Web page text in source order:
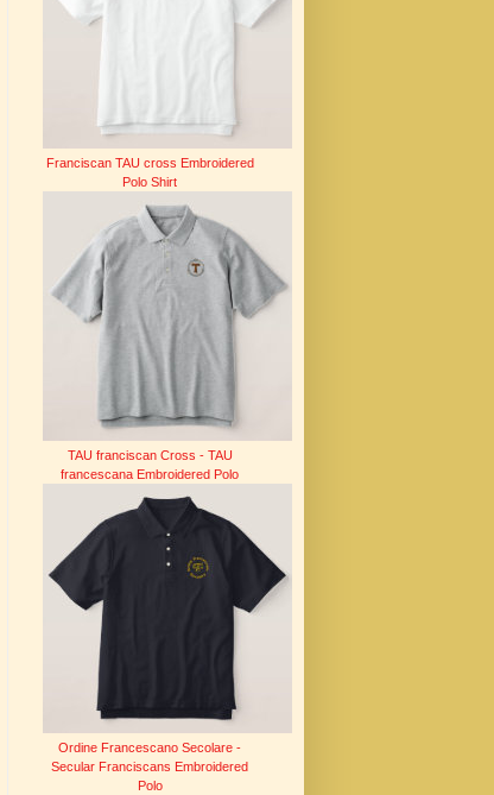
Franciscan TAU cross Embroidered
Polo Shirt
TAU franciscan Cross - TAU
francescana Embroidered Polo
Ordine Francescano Secolare -
Secular Franciscans Embroidered
Polo